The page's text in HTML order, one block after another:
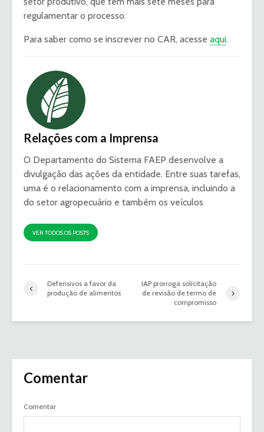
regulamentar o processo.
Para saber como se inscrever no CAR, acesse aqui.
Relações com a Imprensa
O Departamento do Sistema FAEP desenvolve a
divulgação das ações da entidade. Entre suas tarefas,
uma é o relacionamento com a imprensa, incluindo a
do setor agropecuário e também os veículos
VER TODOS OS POSTS
Defensivos a favor da
produção de alimentos
IAP prorroga solicitação
de revisão de termo de
compromisso
Comentar
Comentar